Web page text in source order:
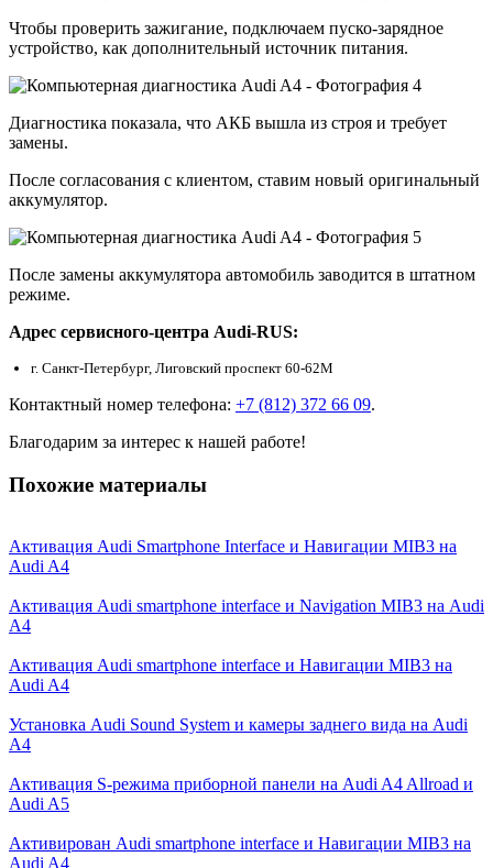
Чтобы проверить зажигание, подключаем пуско-зарядное
устройство, как дополнительный источник питания.
Диагностика показала, что АКБ вышла из строя и требует
замены.
После согласования с клиентом, ставим новый оригинальный
аккумулятор.
После замены аккумулятора автомобиль заводится в штатном
режиме.
Адрес сервисного-центра Audi-RUS:
г. Санкт-Петербург, Лиговский проспект 60-62М
Контактный номер телефона: +7 (812) 372 66 09.
Благодарим за интерес к нашей работе!
Похожие материалы
Активация Audi Smartphone Interface и Навигации MIB3 на
Audi A4
Активация Audi smartphone interface и Navigation MIB3 на Audi
A4
Активация Audi smartphone interface и Навигации MIB3 на
Audi A4
Установка Audi Sound System и камеры заднего вида на Audi
A4
Активация S-режима приборной панели на Audi A4 Allroad и
Audi A5
Активирован Audi smartphone interface и Навигации MIB3 на
Audi A4